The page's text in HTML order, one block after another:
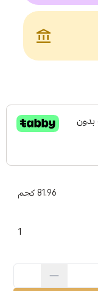
account_balance
81.96 كجم
1